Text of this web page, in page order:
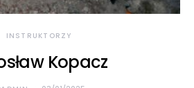
INSTRUKTORZY
Kopacz